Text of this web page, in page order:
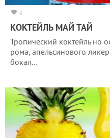
0
КОКТЕЙЛЬ МАЙ ТАЙ
Тропический коктейль но
рома, апельсинового
бокал…